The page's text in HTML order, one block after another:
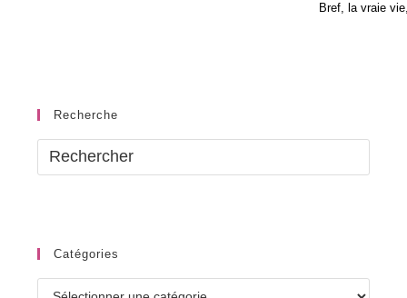
Bref, la vraie
Recherche
Catégories